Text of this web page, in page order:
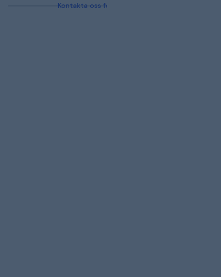
Kontakta oss för mer information